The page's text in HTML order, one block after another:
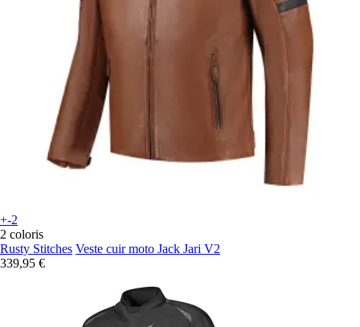
+-2
2 coloris
Rusty Stitches Veste cuir moto Jack Jari V2
339,95 €